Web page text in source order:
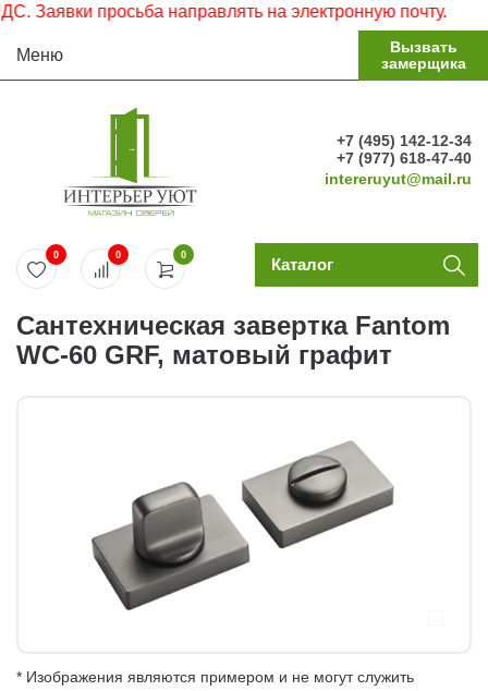
просьба направлять на электронную почту.
Меню
Вызвать
замерщика
+7 (495) 142-12-34
+7 (977) 618-47-40
intereruyut@mail.ru
0
0 0 Каталог
Сантехническая завертка Fantom
WC-60 GRF, матовый графит
* Изображения являются примером и не могут служить